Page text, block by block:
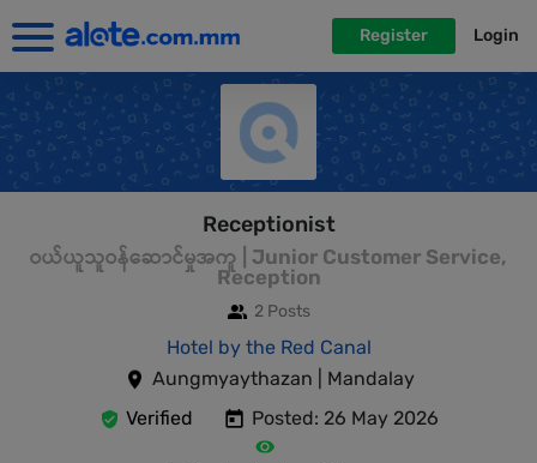
Register Login
Receptionist
ဝယ်ယူသူဝန်ဆောင်မှုအကူ | Junior Customer Service,
Reception
2 Posts
Hotel by the Red Canal
Aungmyaythazan | Mandalay
Verified
Posted: 26 May 2026